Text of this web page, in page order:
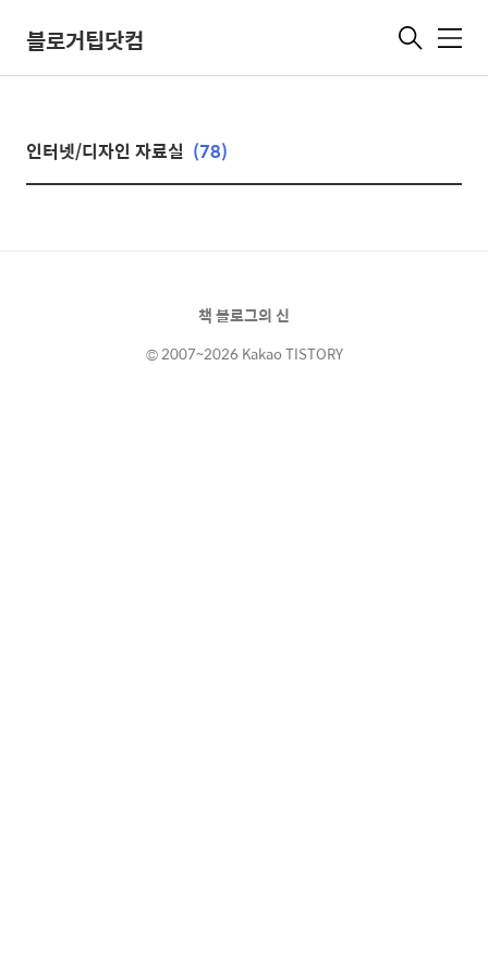
블로거팁닷컴 메
인터넷/디자인 자료실 (78)
책 블로그의 신
© 2007~2026 Kakao TISTORY